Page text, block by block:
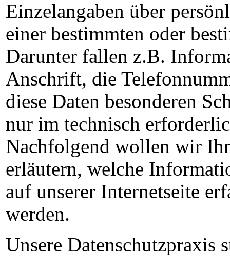
Einzelangaben über
einer bestimmten oder
Darunter fallen z.B.
Anschrift, die
diese Daten besonderen
nur im technisch
Nachfolgend wollen wir
erläutern, welche
auf unserer Internetseite
werden.
Unsere Datenschutzpraxis